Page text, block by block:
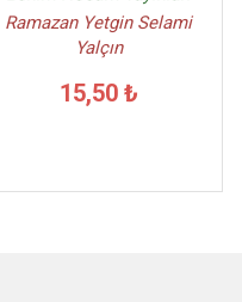
Ramazan Yetgin Selami
Yalçın
15,50 ₺